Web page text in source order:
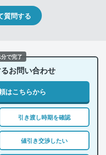
質問する
お問い合わせ
はこちらから
引き渡し時期を確認
値引き交渉したい
で完了